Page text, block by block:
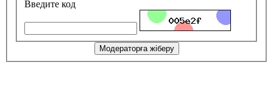
Введите код
Модераторға жіберу